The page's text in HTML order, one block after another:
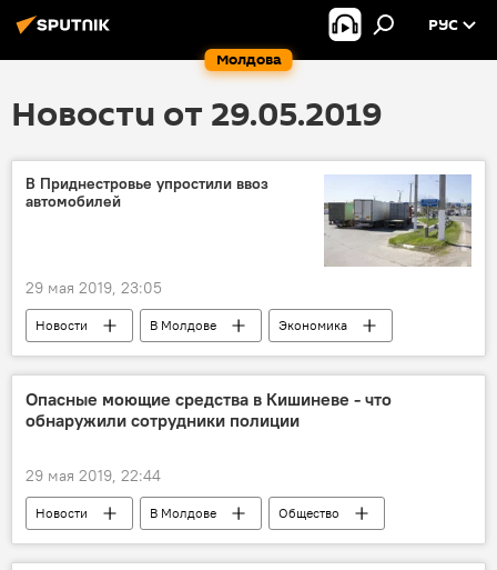
Молдова
РУС
Новости от 29.05.2019
В Приднестровье упростили ввоз
автомобилей
29 мая 2019, 23:05
Новости В Молдове Экономика
Опасные моющие средства в Кишиневе - что
обнаружили сотрудники полиции
29 мая 2019, 22:44
Новости В Молдове
Общество
моющие средства
стиральный порошок